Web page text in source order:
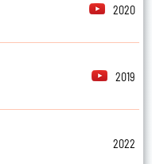
2020
2019
2022